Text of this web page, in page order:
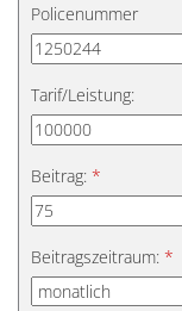
Policenummer
Tarif/Leistung:
Beitrag: *
Beitragszeitraum: *